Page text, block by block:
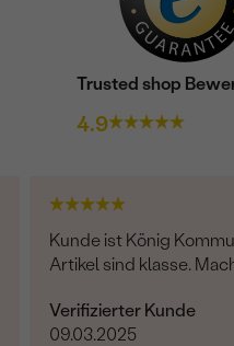
Trusted shop
4.9
Kunde ist König
Artikel sind klasse.
Verifizierter Kunde
09.03.2025